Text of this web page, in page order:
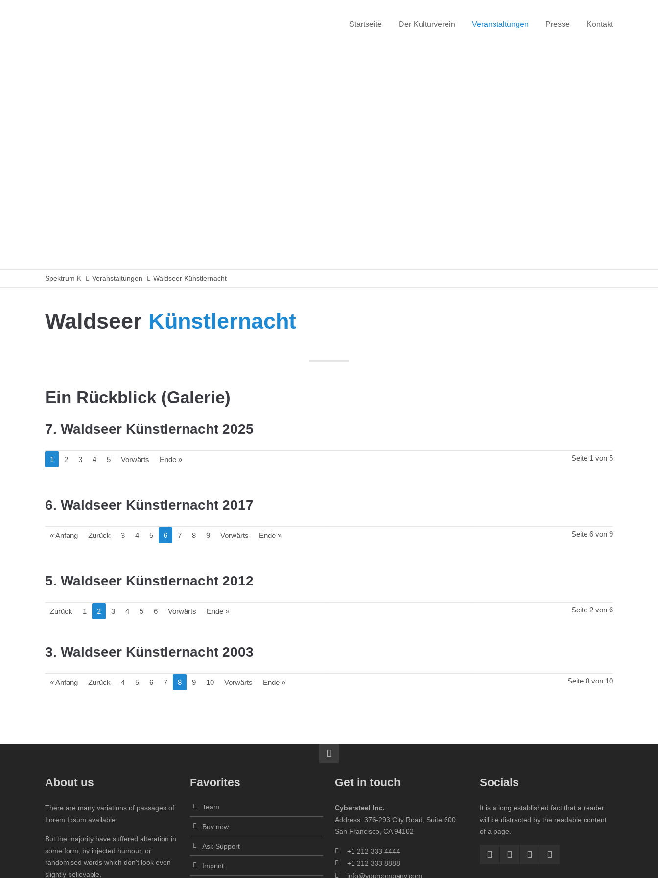
Startseite Der Kulturverein Veranstaltungen Presse Kontakt
Spektrum K Veranstaltungen Waldseer Künstlernacht
Waldseer Künstlernacht
Ein Rückblick (Galerie)
7. Waldseer Künstlernacht 2025
Seite 1 von 5
1 2 3 4 5 Vorwärts Ende »
6. Waldseer Künstlernacht 2017
Seite 6 von 9
« Anfang Zurück 3 4 5 6 7 8 9 Vorwärts Ende »
5. Waldseer Künstlernacht 2012
Seite 2 von 6
Zurück 1 2 3 4 5 6 Vorwärts Ende »
3. Waldseer Künstlernacht 2003
Seite 8 von 10
« Anfang Zurück 4 5 6 7 8 9 10 Vorwärts Ende »
About us
There are many variations of passages of
Lorem Ipsum available.
But the majority have suffered alteration in
some form, by injected humour, or
randomised words which don't look even
slightly believable.
Favorites
Team
Buy now
Ask Support
Imprint
Get in touch
Cybersteel Inc.
Address: 376-293 City Road, Suite 600
San Francisco, CA 94102
+1 212 333 4444
+1 212 333 8888
info@yourcompany.com
Socials
It is a long established fact that a reader
will be distracted by the readable content
of a page.